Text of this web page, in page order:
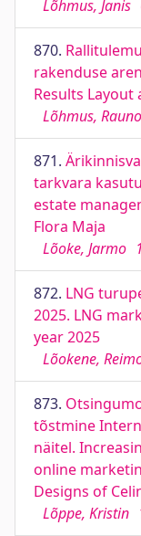
Lõhmus, Janis
870.
rakenduse
Results
Lõhmus, Rauno
871.
tarkvara
estate
Flora Maja
Lõoke, Jarmo
872. LNG
2025. LNG
year 2025
Lõokene,
873.
tõstmine
näitel.
online
Designs of
Lõppe, Kristin